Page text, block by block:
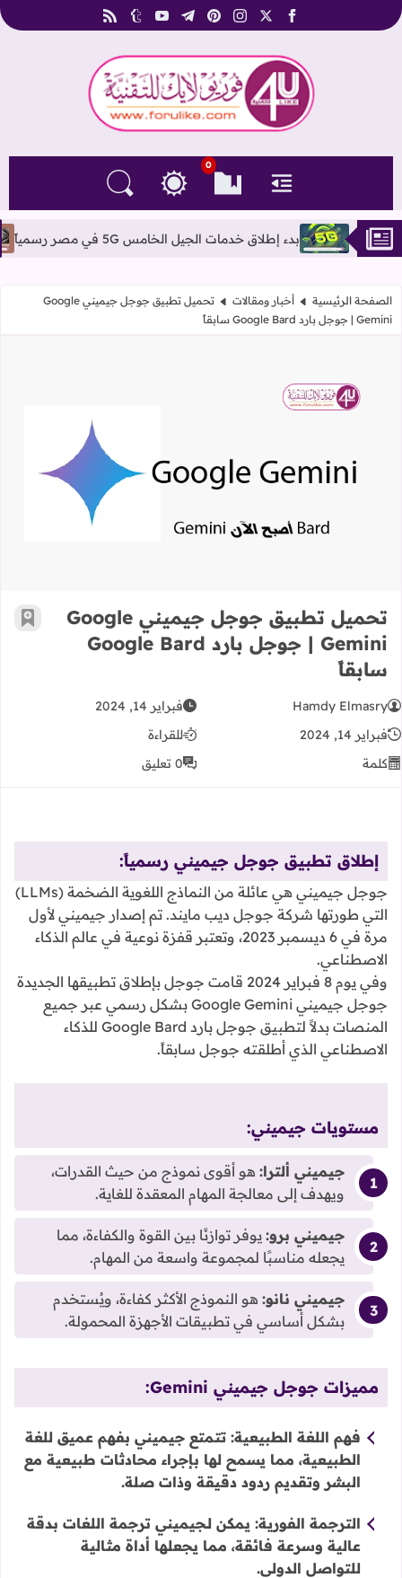
facebook
x
instagram
pinterest
telegram
youtube
tumblr
rss
فوريو لايك للتقنية
القائمة
0
العلامات المرجعيةالتغيير بين الوضع النهاري والداكن
البحث في المدونة
بدء إطلاق خدمات الجيل الخامس 5G في مصر رسمياً المقارنة
الصفحة الرئيسية أخبار ومقالات
تحميل تطبيق جوجل جيميني Google
Gemini | جوجل بارد Google Bard سابقاً
تحميل تطبيق جوجل جيميني Google Gemini | جوجل بارد Google Bard سابقاً
تحميل تطبيق جوجل جيميني Google
Gemini | جوجل بارد Google Bard
سابقاً
أضف
Hamdy Elmasry
فبراير 14, 2024
فبراير 14, 2024
للقراءة
كلمة
0 تعليق
إطلاق تطبيق جوجل جيميني رسمياً:
جوجل جيميني هي عائلة من النماذج اللغوية الضخمة (LLMs)
التي طورتها شركة جوجل ديب مايند. تم إصدار جيميني لأول
مرة في 6 ديسمبر 2023، وتعتبر قفزة نوعية في عالم الذكاء
الاصطناعي.
وفي يوم 8 فبراير 2024 قامت جوجل بإطلاق تطبيقها الجديدة
جوجل جيميني Google Gemini بشكل رسمي عبر جميع
المنصات بدلاً لتطبيق جوجل بارد Google Bard للذكاء
الاصطناعي الذي أطلقته جوجل سابقاً.
مستويات جيميني:
جيميني ألترا: هو أقوى نموذج من حيث القدرات،
ويهدف إلى معالجة المهام المعقدة للغاية.
جيميني برو: يوفر توازنًا بين القوة والكفاءة، مما
يجعله مناسبًا لمجموعة واسعة من المهام.
جيميني نانو: هو النموذج الأكثر كفاءة، ويُستخدم
بشكل أساسي في تطبيقات الأجهزة المحمولة.
مميزات جوجل جيميني Gemini:
فهم اللغة الطبيعية: تتمتع جيميني بفهم عميق للغة
الطبيعية، مما يسمح لها بإجراء محادثات طبيعية مع
البشر وتقديم ردود دقيقة وذات صلة.
الترجمة الفورية: يمكن لـجيميني ترجمة اللغات بدقة
عالية وسرعة فائقة، مما يجعلها أداة مثالية
للتواصل الدولي.